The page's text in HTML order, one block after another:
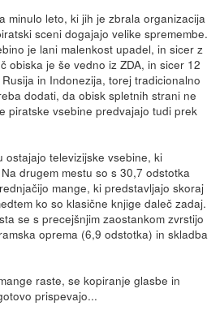
minulo leto, ki jih je zbrala organizacija
sceni dogajajo velike spremembe.
je lani malenkost upadel, in sicer z
obiska je še vedno iz ZDA, in sicer 12
in Indonezija, torej tradicionalno
dodati, da obisk spletnih strani ne
piratske vsebine predvajajo tudi prek
ostajajo televizijske vsebine, ki
drugem mestu so s 30,7 odstotka
mange, ki predstavljajo skoraj
ko so klasične knjige daleč zadaj.
se s precejšnjim zaostankom zvrstijo
oprema (6,9 odstotka) in skladba
raste, se kopiranje glasbe in
prispevajo...